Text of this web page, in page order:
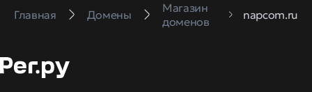
Главная Домены
Магазин
доменов
napcom.ru